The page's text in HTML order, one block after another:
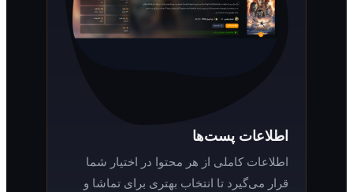
اطلاعات پست‌ها
اطلاعات کاملی از هر محتوا در اختیار شما
قرار می‌گیرد تا انتخاب بهتری برای تماشا و